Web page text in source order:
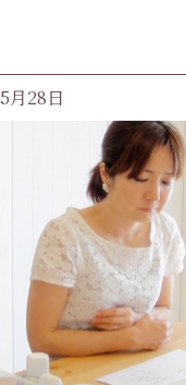
28日